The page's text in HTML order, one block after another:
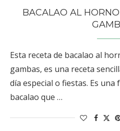
BACALAO AL
Esta receta de bacalao al
gambas, es una receta
día especial o fiestas. Es una
bacalao que …